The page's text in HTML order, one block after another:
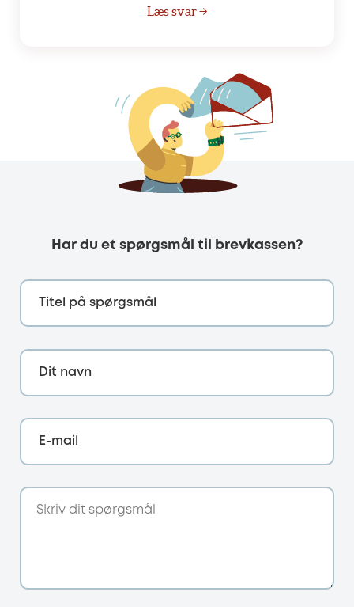
Læs svar →
Har du et spørgsmål til brevkassen?
Titel på spørgsmål
Dit navn
E-mail